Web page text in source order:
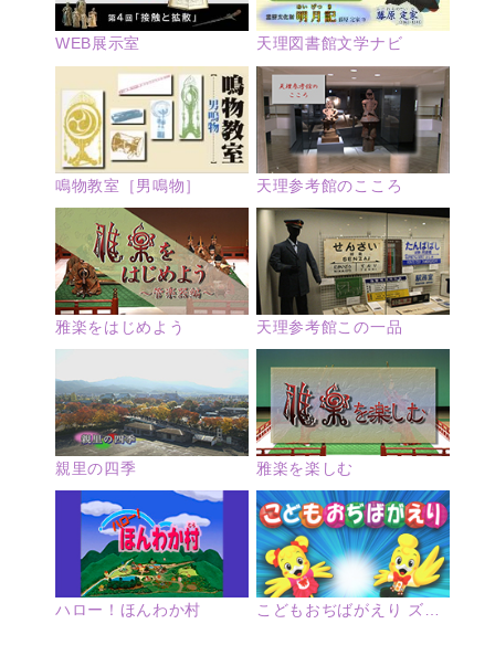
WEB展示室 天理図書館文学ナビ
鳴物教室［男鳴物］ 天理参考館のこころ
雅楽をはじめよう 天理参考館この一品
親里の四季 雅楽を楽しむ
ハロー！ほんわか村 こどもおぢばがえり ズームアップ